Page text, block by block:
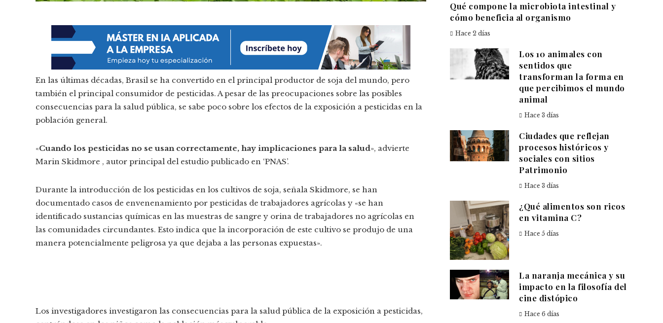
En las últimas décadas, Brasil se ha convertido en el principal productor de soja del mundo, pero
también el principal consumidor de pesticidas. A pesar de las preocupaciones sobre las posibles
consecuencias para la salud pública, se sabe poco sobre los efectos de la exposición a pesticidas en la
población general.
«Cuando los pesticidas no se usan correctamente, hay implicaciones para la salud», advierte
Marin Skidmore , autor principal del estudio publicado en ‘PNAS’.
Durante la introducción de los pesticidas en los cultivos de soja, señala Skidmore, se han
documentado casos de envenenamiento por pesticidas de trabajadores agrícolas y «se han
identificado sustancias químicas en las muestras de sangre y orina de trabajadores no agrícolas en
las comunidades circundantes. Esto indica que la incorporación de este cultivo se produjo de una
manera potencialmente peligrosa ya que dejaba a las personas expuestas».
Los investigadores investigaron las consecuencias para la salud pública de la exposición a pesticidas,
Qué compone la microbiota intestinal y
cómo beneficia al organismo
Hace 2 días
Los 10 animales con
sentidos que
transforman la forma en
que percibimos el mundo
animal
Hace 3 días
Ciudades que reflejan
procesos históricos y
sociales con sitios
Patrimonio
Hace 3 días
¿Qué alimentos son ricos
en vitamina C?
Hace 5 días
La naranja mecánica y su
impacto en la filosofía del
cine distópico
Hace 6 días